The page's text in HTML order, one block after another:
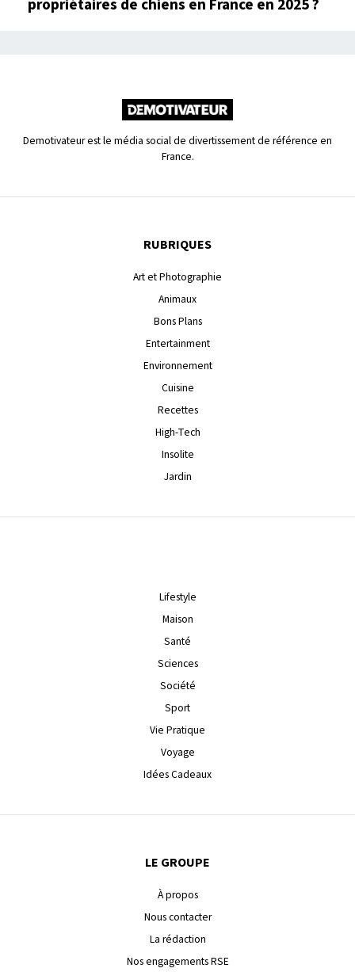
propriétaires de chiens en France en 2025 ?
Demotivateur est le média social de divertissement de référence en
France.
RUBRIQUES
Art et Photographie
Animaux
Bons Plans
Entertainment
Environnement
Cuisine
Recettes
High-Tech
Insolite
Jardin
Lifestyle
Maison
Santé
Sciences
Société
Sport
Vie Pratique
Voyage
Idées Cadeaux
LE GROUPE
À propos
Nous contacter
La rédaction
Nos engagements RSE